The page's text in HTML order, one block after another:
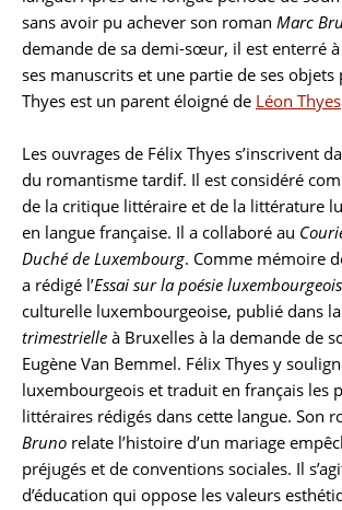
sans avoir pu achever son roman Marc
demande de sa demi-sœur, il est enterré
ses manuscrits et une partie de ses objets
Thyes est un parent éloigné de Léon Thyes
Les ouvrages de Félix Thyes s’inscrivent
du romantisme tardif. Il est considéré
de la critique littéraire et de la littérature
en langue française. Il a collaboré au
Duché de Luxembourg. Comme mémoire
a rédigé l’Essai sur la poésie
culturelle luxembourgeoise, publié dans la
trimestrielle à Bruxelles à la demande de
Eugène Van Bemmel. Félix Thyes y
luxembourgeois et traduit en français les
littéraires rédigés dans cette langue. Son
Bruno relate l’histoire d’un mariage
préjugés et de conventions sociales. Il
d’éducation qui oppose les valeurs